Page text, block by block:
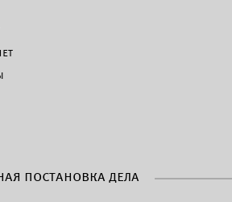
постановка дела